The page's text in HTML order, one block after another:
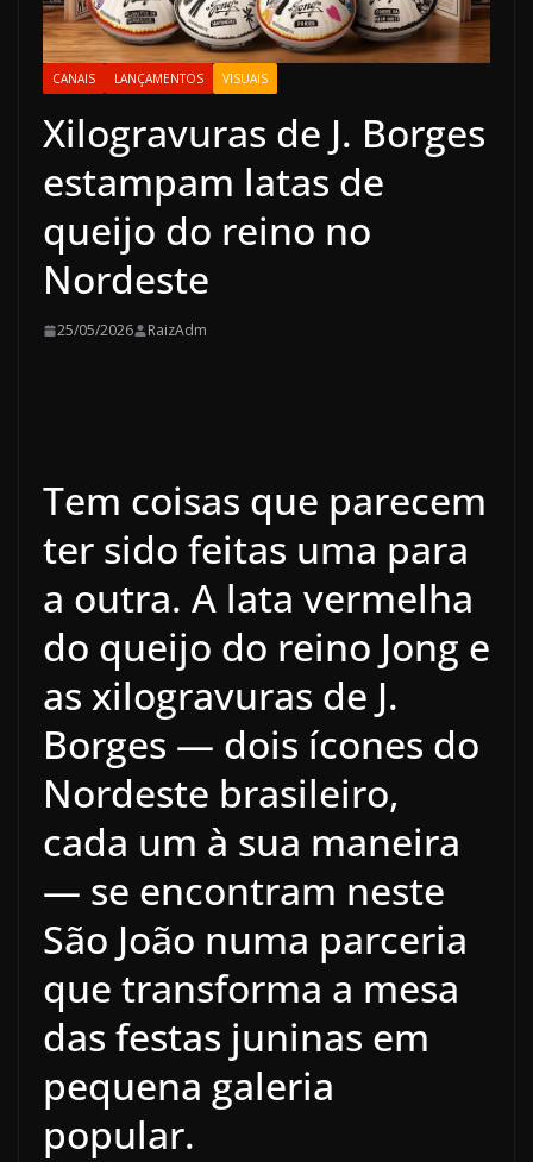
CANAIS LANÇAMENTOS VISUAIS
Xilogravuras de J. Borges
estampam latas de
queijo do reino no
Nordeste
25/05/2026 RaizAdm
Tem coisas que parecem
ter sido feitas uma para
a outra. A lata vermelha
do queijo do reino Jong e
as xilogravuras de J.
Borges — dois ícones do
Nordeste brasileiro,
cada um à sua maneira
— se encontram neste
São João numa parceria
que transforma a mesa
das festas juninas em
pequena galeria
popular.